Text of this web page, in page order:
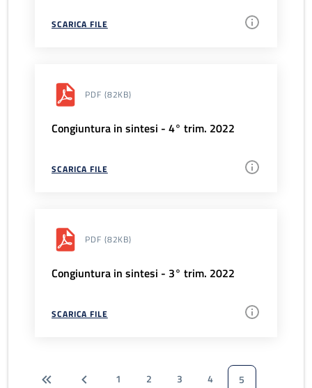
SCARICA FILE
PDF (82KB)
Congiuntura in sintesi - 4° trim. 2022
SCARICA FILE
PDF (82KB)
Congiuntura in sintesi - 3° trim. 2022
SCARICA FILE
1 2 3 4
5